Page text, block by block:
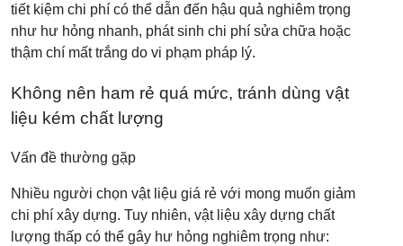
tiết kiệm chi phí có thể dẫn đến hậu quả nghiêm trọng
như hư hỏng nhanh, phát sinh chi phí sửa chữa hoặc
thậm chí mất trắng do vi phạm pháp lý.
Không nên ham rẻ quá mức, tránh dùng vật
liệu kém chất lượng
Vấn đề thường gặp
Nhiều người chọn vật liệu giá rẻ với mong muốn giảm
chi phí xây dựng. Tuy nhiên, vật liệu xây dựng chất
lượng thấp có thể gây hư hỏng nghiêm trọng như: